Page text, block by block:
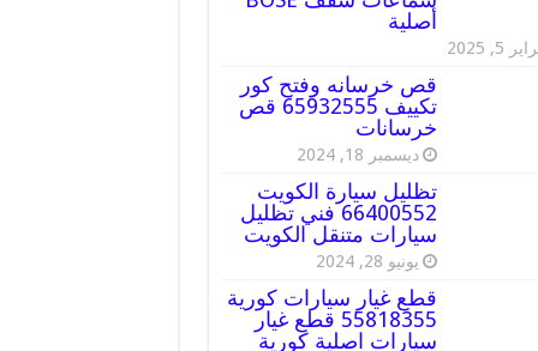
أصلية
5, 2025
قص خرسانه وفتح كور
تكييف 65932555 قص
خرسانات
ديسمبر 18, 2024
تظليل سيارة الكويت
66400552 فني تظليل
سيارات متنقل الكويت
يونيو 28, 2024
قطع غيار سيارات كورية
55818355 قطع غيار
سيارات اصلية كورية